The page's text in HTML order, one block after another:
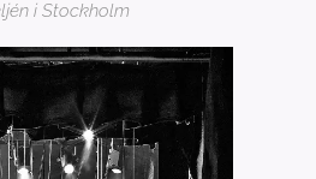
i Stockholm